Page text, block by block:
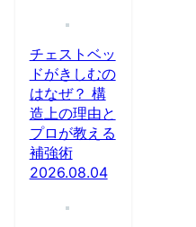
チェストベッ
ドがきしむの
はなぜ？ 構
造上の理由と
プロが教える
補強術
2026.08.04